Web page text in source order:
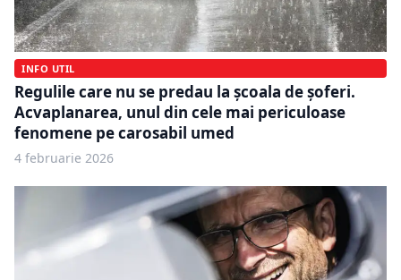
INFO UTIL
Regulile care nu se predau la școala de șoferi.
Acvaplanarea, unul din cele mai periculoase
fenomene pe carosabil umed
4 februarie 2026